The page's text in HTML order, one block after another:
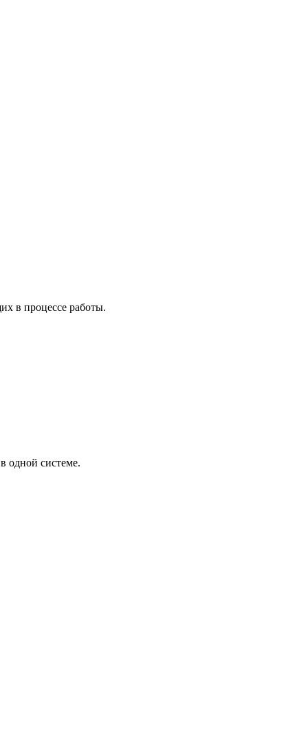
в процессе работы.
одной системе.